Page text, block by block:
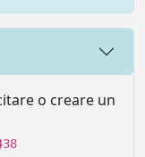
o creare un